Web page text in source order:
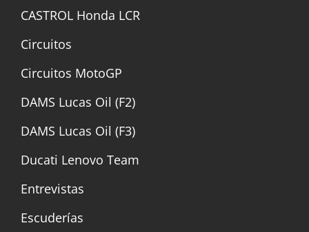
CASTROL Honda LCR
Circuitos
Circuitos MotoGP
DAMS Lucas Oil (F2)
DAMS Lucas Oil (F3)
Ducati Lenovo Team
Entrevistas
Escuderías